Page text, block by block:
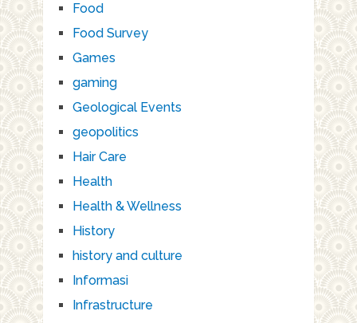
Food
Food Survey
Games
gaming
Geological Events
geopolitics
Hair Care
Health
Health & Wellness
History
history and culture
Informasi
Infrastructure